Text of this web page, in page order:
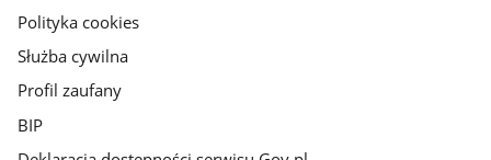
Polityka cookies
Służba cywilna
Profil zaufany
BIP